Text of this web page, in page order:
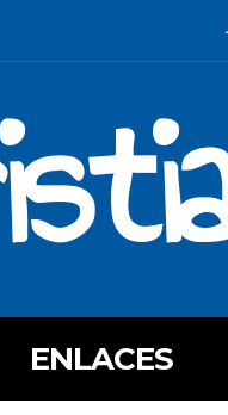
ENLACES